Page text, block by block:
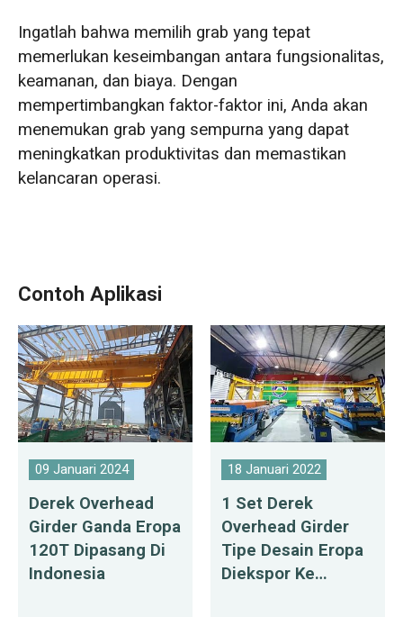
Ingatlah bahwa memilih grab yang tepat
memerlukan keseimbangan antara fungsionalitas,
keamanan, dan biaya. Dengan
mempertimbangkan faktor-faktor ini, Anda akan
menemukan grab yang sempurna yang dapat
meningkatkan produktivitas dan memastikan
kelancaran operasi.
Contoh Aplikasi
09 Januari 2024
Derek Overhead
Girder Ganda Eropa
120T Dipasang Di
Indonesia
18 Januari 2022
1 Set Derek
Overhead Girder
Tipe Desain Eropa
Diekspor Ke